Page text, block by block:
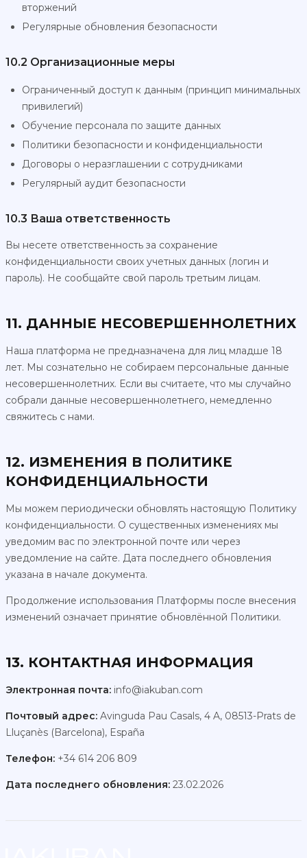
вторжений
Регулярные обновления безопасности
10.2 Организационные меры
Ограниченный доступ к данным (принцип минимальных
привилегий)
Обучение персонала по защите данных
Политики безопасности и конфиденциальности
Договоры о неразглашении с сотрудниками
Регулярный аудит безопасности
10.3 Ваша ответственность
Вы несете ответственность за сохранение
конфиденциальности своих учетных данных (логин и
пароль). Не сообщайте свой пароль третьим лицам.
11. ДАННЫЕ НЕСОВЕРШЕННОЛЕТНИХ
Наша платформа не предназначена для лиц младше 18
лет. Мы сознательно не собираем персональные данные
несовершеннолетних. Если вы считаете, что мы случайно
собрали данные несовершеннолетнего, немедленно
свяжитесь с нами.
12. ИЗМЕНЕНИЯ В ПОЛИТИКЕ
КОНФИДЕНЦИАЛЬНОСТИ
Мы можем периодически обновлять настоящую Политику
конфиденциальности. О существенных изменениях мы
уведомим вас по электронной почте или через
уведомление на сайте. Дата последнего обновления
указана в начале документа.
Продолжение использования Платформы после внесения
изменений означает принятие обновлённой Политики.
13. КОНТАКТНАЯ ИНФОРМАЦИЯ
Электронная почта: info@iakuban.com
Почтовый адрес: Avinguda Pau Casals, 4 A, 08513-Prats de
Lluçanès (Barcelona), España
Телефон: +34 614 206 809
Дата последнего обновления: 23.02.2026